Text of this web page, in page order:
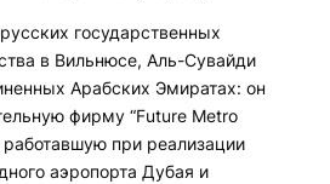
государственных
в Вильнюсе, Аль-Сувайди
Арабских Эмиратах: он
фирму “Future Metro
при реализации
аэропорта Дубая и